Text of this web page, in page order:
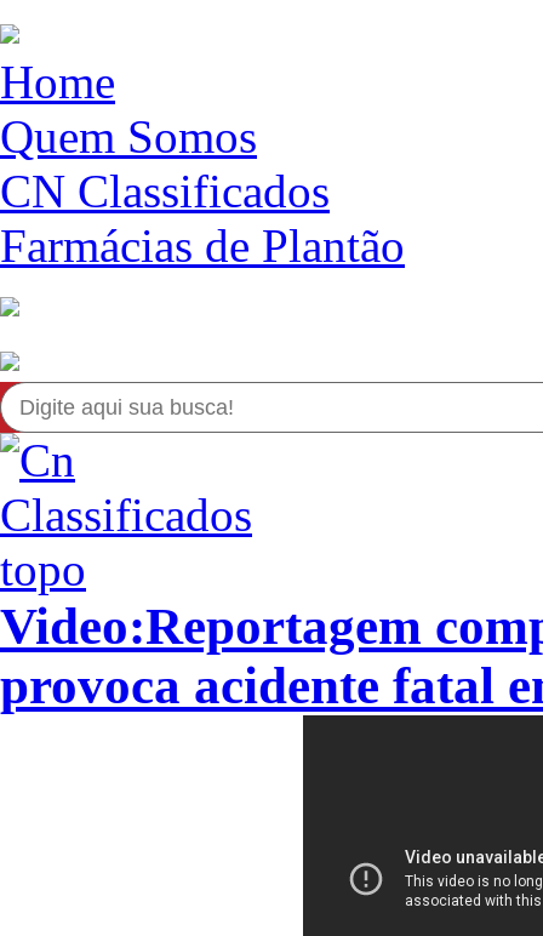
Home
Quem Somos
CN Classificados
Farmácias de Plantão
Video:Reportagem
provoca acidente fatal